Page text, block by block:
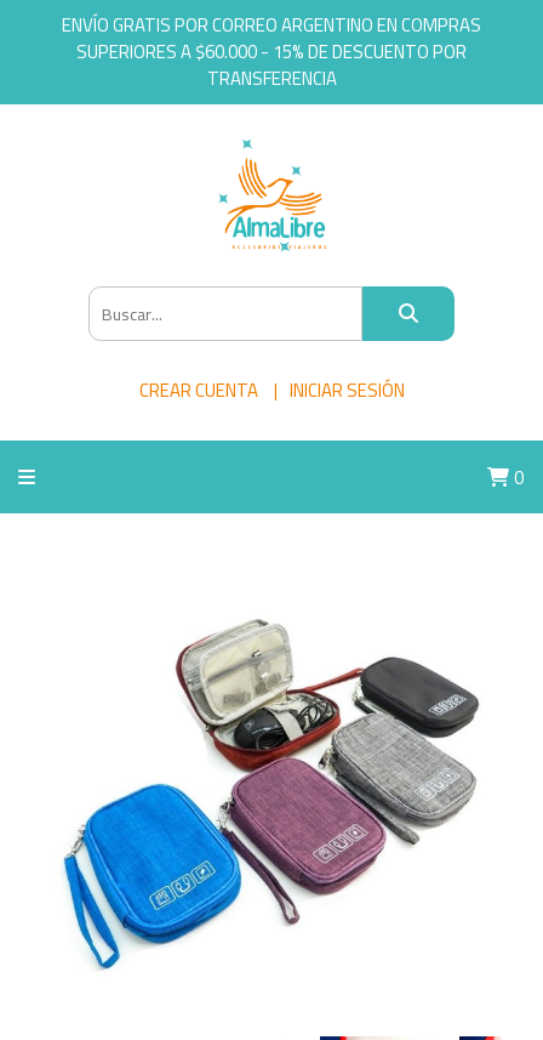
ENVÍO GRATIS POR CORREO ARGENTINO EN COMPRAS
SUPERIORES A $60.000 - 15% DE DESCUENTO POR
TRANSFERENCIA
CREAR CUENTA INICIAR SESIÓN
0